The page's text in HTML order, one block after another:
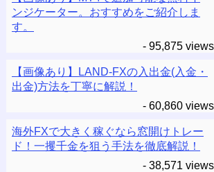
ンジケーター。おすすめをご紹介しま
す。
- 95,875 views
【画像あり】LAND-FXの入出金(入金・
出金)方法を丁寧に解説！
- 60,860 views
海外FXで大きく稼ぐなら窓開けトレー
ド！一攫千金を狙う手法を徹底解説！
- 38,571 views